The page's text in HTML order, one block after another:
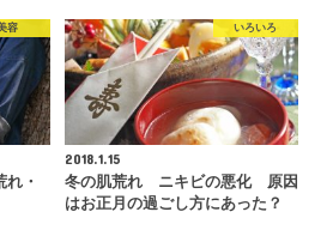
容
・
いろいろ
2018.1.15
冬の肌荒れ ニキビの悪化 原因
はお正月の過ごし方にあった？